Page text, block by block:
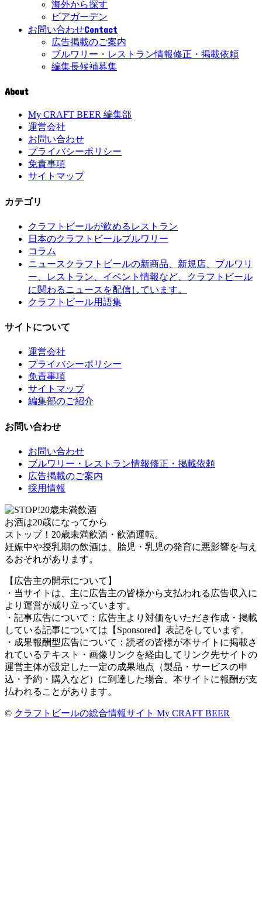
海外から探す
ビアガーデン
お問い合わせContact
広告掲載のご案内
ブルワリー・レストラン情報修正・掲載依頼
編集長候補募集
About
My CRAFT BEER 編集部
運営会社
お問い合わせ
プライバシーポリシー
免責事項
サイトマップ
カテゴリ
クラフトビールが飲めるレストラン
日本のクラフトビールブルワリー
コラム
ニュース クラフトビールの新商品、新規店、ブルワリ
ー、レストラン、イベント情報など、クラフトビール
に関わるニュースを配信しています。
クラフトビール用語集
サイトについて
運営会社
プライバシーポリシー
免責事項
サイトマップ
編集部のご紹介
お問い合わせ
お問い合わせ
ブルワリー・レストラン情報修正・掲載依頼
広告掲載のご案内
採用情報
お酒は20歳になってから
ストップ！20歳未満飲酒・飲酒運転。
妊娠中や授乳期の飲酒は、胎児・乳児の発育に悪影響を与え
るおそれがあります。
【広告主の開示について】
・当サイトは、主に広告主の皆様から支払われる広告収入に
より運営が成り立っています。
・記事広告について：広告主より対価をいただき作成・掲載
している記事については【Sponsored】表記をしています。
・成果報酬型広告について：読者の皆様が本サイトに掲載さ
れているテキスト・画像リンクを経由してリンク先サイトの
運営主体が設定した一定の成果地点（製品・サービスの申
込・予約・購入など）に到達した場合、本サイトに報酬が支
払われることがあります。
© クラフトビールの総合情報サイト My CRAFT BEER